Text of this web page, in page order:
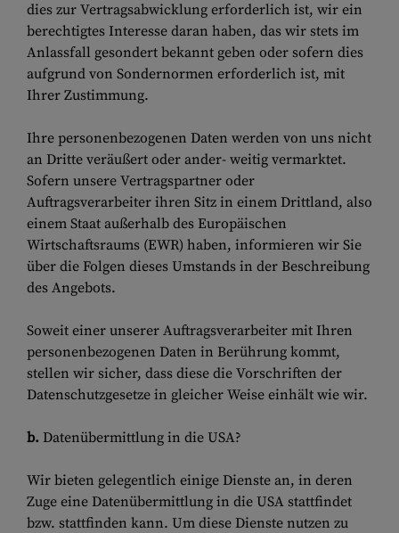
dies zur Vertragsabwicklung erforderlich ist, wir ein
berechtigtes Interesse daran haben, das wir stets im
Anlassfall gesondert bekannt geben oder sofern dies
aufgrund von Sondernormen erforderlich ist, mit
Ihrer Zustimmung.
Ihre personenbezogenen Daten werden von uns nicht
an Dritte veräußert oder ander- weitig vermarktet.
Sofern unsere Vertragspartner oder
Auftragsverarbeiter ihren Sitz in einem Drittland, also
einem Staat außerhalb des Europäischen
Wirtschaftsraums (EWR) haben, informieren wir Sie
über die Folgen dieses Umstands in der Beschreibung
des Angebots.
Soweit einer unserer Auftragsverarbeiter mit Ihren
personenbezogenen Daten in Berührung kommt,
stellen wir sicher, dass diese die Vorschriften der
Datenschutzgesetze in gleicher Weise einhält wie wir.
b. Datenübermittlung in die USA?
Wir bieten gelegentlich einige Dienste an, in deren
Zuge eine Datenübermittlung in die USA stattfindet
bzw. stattfinden kann. Um diese Dienste nutzen zu